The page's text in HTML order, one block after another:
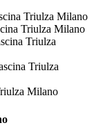
Triulza Milano
Triulza Milano
Triulza
Triulza
Milano